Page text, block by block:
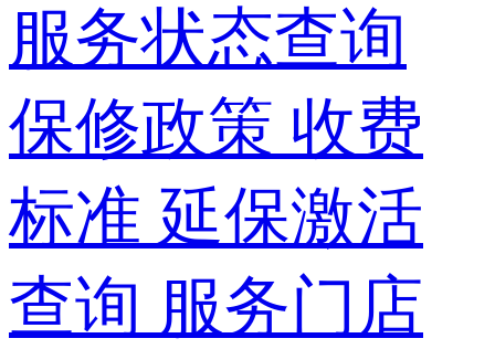
服务状态查询
保修政策 收费
标准 延保激活
查询 服务门店